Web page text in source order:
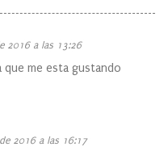
2016 a las 13:26
que me esta gustando
2016 a las 16:17